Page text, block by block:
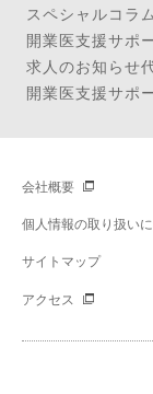
スペシャルコラム
開業医支援サポ
求人のお知らせ
開業医支援サポ
会社概要
個人情報の取り扱い
サイトマップ
アクセス